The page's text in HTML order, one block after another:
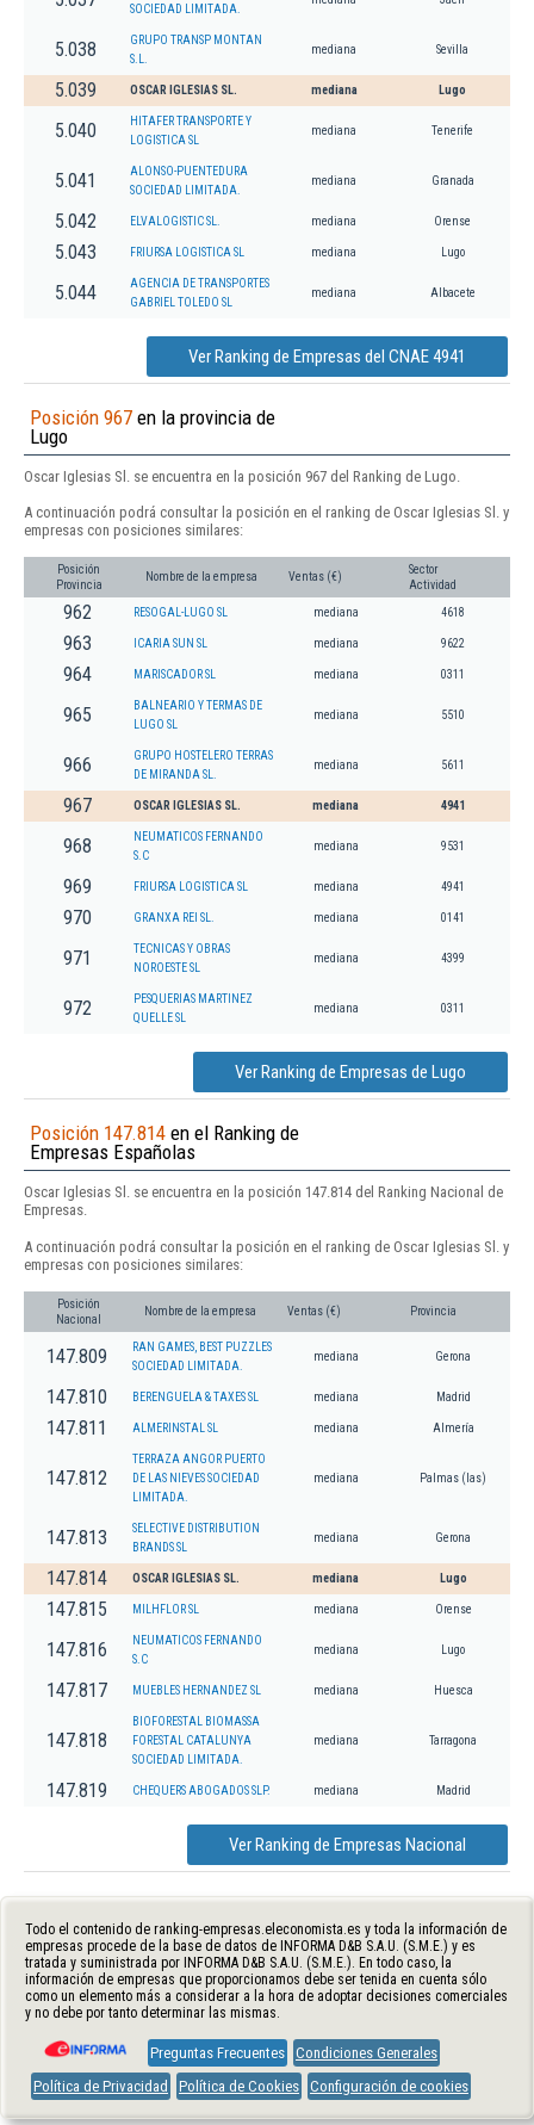
SOCIEDAD LIMITADA.
5.038
GRUPO TRANSP MONTAN
S.L.
mediana Sevilla
5.039 OSCAR IGLESIAS SL. mediana Lugo
5.040
HITAFER TRANSPORTE Y
LOGISTICA SL
mediana Tenerife
5.041
ALONSO-PUENTEDURA
SOCIEDAD LIMITADA.
mediana Granada
5.042 ELVALOGISTIC SL. mediana Orense
5.043 FRIURSA LOGISTICA SL mediana Lugo
5.044
AGENCIA DE TRANSPORTES
GABRIEL TOLEDO SL
mediana Albacete
Ver Ranking de Empresas del CNAE 4941
Posición 967 en la provincia de
Lugo
Oscar Iglesias Sl. se encuentra en la posición 967 del Ranking de Lugo.
A continuación podrá consultar la posición en el ranking de Oscar Iglesias Sl. y
empresas con posiciones similares:
Posición
Provincia
Nombre de la empresa Ventas (€)
Sector
Actividad
962 RESOGAL-LUGO SL mediana 4618
963 ICARIA SUN SL mediana 9622
964 MARISCADOR SL mediana 0311
965
BALNEARIO Y TERMAS DE
LUGO SL
mediana 5510
966
GRUPO HOSTELERO TERRAS
DE MIRANDA SL.
mediana 5611
967 OSCAR IGLESIAS SL. mediana 4941
968
NEUMATICOS FERNANDO
S.C
mediana 9531
969 FRIURSA LOGISTICA SL mediana 4941
970 GRANXA REI SL. mediana 0141
971
TECNICAS Y OBRAS
NOROESTE SL
mediana 4399
972
PESQUERIAS MARTINEZ
QUELLE SL
mediana 0311
Ver Ranking de Empresas de Lugo
Posición 147.814 en el Ranking de
Empresas Españolas
Oscar Iglesias Sl. se encuentra en la posición 147.814 del Ranking Nacional de
Empresas.
A continuación podrá consultar la posición en el ranking de Oscar Iglesias Sl. y
empresas con posiciones similares:
Posición
Nacional
Nombre de la empresa Ventas (€) Provincia
147.809
RAN GAMES, BEST PUZZLES
SOCIEDAD LIMITADA.
mediana Gerona
147.810 BERENGUELA & TAXES SL mediana Madrid
147.811 ALMERINSTAL SL mediana Almería
147.812
TERRAZA ANGOR PUERTO
DE LAS NIEVES SOCIEDAD
LIMITADA.
mediana Palmas (las)
147.813
SELECTIVE DISTRIBUTION
BRANDS SL
mediana Gerona
147.814 OSCAR IGLESIAS SL. mediana Lugo
147.815 MILHFLOR SL mediana Orense
147.816
NEUMATICOS FERNANDO
S.C
mediana Lugo
147.817 MUEBLES HERNANDEZ SL mediana Huesca
147.818
BIOFORESTAL BIOMASSA
FORESTAL CATALUNYA
SOCIEDAD LIMITADA.
mediana Tarragona
147.819 CHEQUERS ABOGADOS SLP. mediana Madrid
Ver Ranking de Empresas Nacional
Todo el contenido de ranking-empresas.eleconomista.es y toda la información de
empresas procede de la base de datos de INFORMA D&B S.A.U. (S.M.E.) y es
tratada y suministrada por INFORMA D&B S.A.U. (S.M.E.). En todo caso, la
información de empresas que proporcionamos debe ser tenida en cuenta sólo
como un elemento más a considerar a la hora de adoptar decisiones comerciales
y no debe por tanto determinar las mismas.
Preguntas Frecuentes Condiciones Generales
Política de Privacidad
Política de Cookies Configuración de cookies